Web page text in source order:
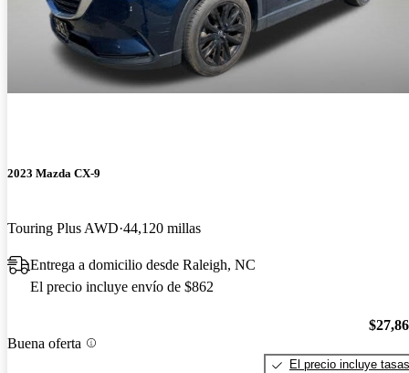
2023 Mazda CX-9
Touring Plus AWD 44,120 millas
Entrega a domicilio desde Raleigh, NC
El precio incluye envío de $862
Buena oferta
El precio incluye tasas